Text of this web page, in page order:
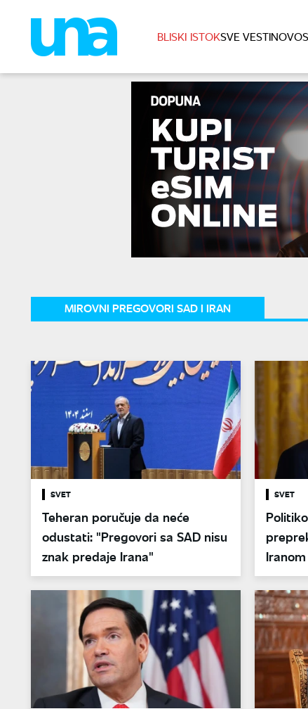
BLISKI ISTOKSVE VESTI
MIROVNI PREGOVORI SAD I IRAN
SVET
Teheran poručuje da neće
odustati: "Pregovori sa SAD nisu
znak predaje Irana"
SVET
Iranom